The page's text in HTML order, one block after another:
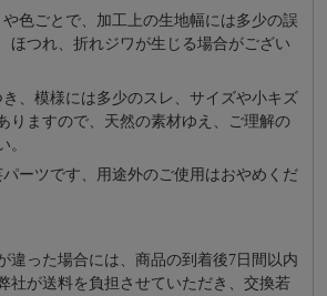
色ごとで、加工上の生地幅には多少の誤
ほつれ、折れジワが生じる場合がござい
、模様には多少のスレ、サイズや小キズ
りますので、天然の素材ゆえ、ご理解の
。
ーツです、⽤途外のご使⽤はおやめくだ
違った場合には、商品の到着後7日間以内
社が送料を負担させていただき、交換若